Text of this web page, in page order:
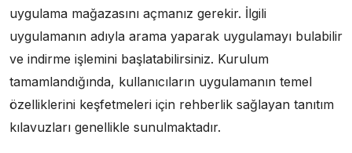
uygulama mağazasını açmanız gerekir. İlgili
uygulamanın adıyla arama yaparak uygulamayı bulabilir
ve indirme işlemini başlatabilirsiniz. Kurulum
tamamlandığında, kullanıcıların uygulamanın temel
özelliklerini keşfetmeleri için rehberlik sağlayan tanıtım
kılavuzları genellikle sunulmaktadır.